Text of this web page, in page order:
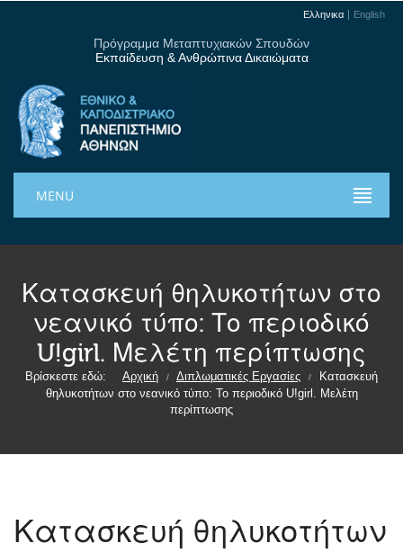
Ελληνικα English
Πρόγραμμα Μεταπτυχιακών Σπουδών
Εκπαίδευση & Ανθρώπινα Δικαιώματα
MENU
Κατασκευή θηλυκοτήτων στο
νεανικό τύπο: Το περιοδικό
U!girl. Μελέτη περίπτωσης
Βρίσκεστε εδώ: Αρχική / Διπλωματικές Εργασίες /
Κατασκευή
θηλυκοτήτων στο νεανικό τύπο: Το περιοδικό U!girl. Μελέτη
περίπτωσης
Κατασκευή θηλυκοτήτων